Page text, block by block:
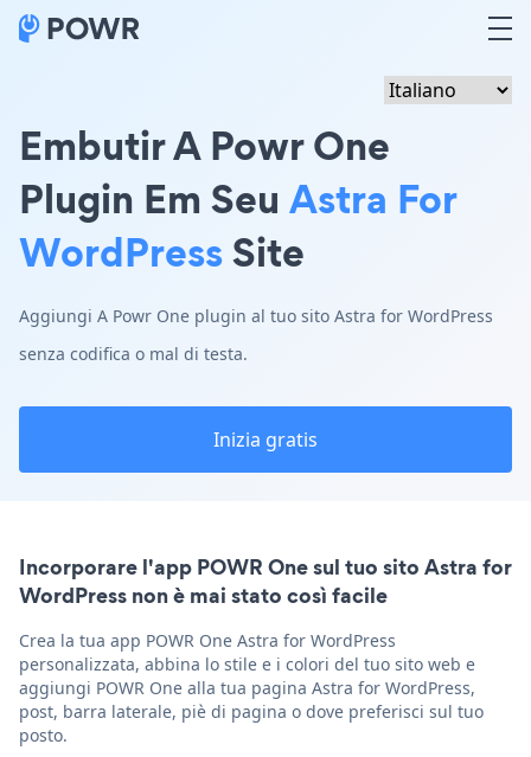
Embutir A Powr One
Plugin Em Seu Astra For
WordPressSite
Aggiungi A Powr One plugin al tuo sito Astra for WordPress
senza codifica o mal di testa.
Inizia gratis
Incorporare l'app POWR One sul tuo sito Astra for
WordPress non è mai stato così facile
Crea la tua app POWR One Astra for WordPress
personalizzata, abbina lo stile e i colori del tuo sito web e
aggiungi POWR One alla tua pagina Astra for WordPress,
post, barra laterale, piè di pagina o dove preferisci sul tuo
posto.